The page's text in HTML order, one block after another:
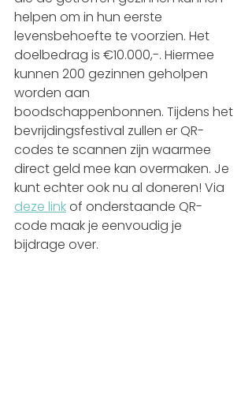
helpen om in hun eerste
levensbehoefte te voorzien. Het
doelbedrag is €10.000,-. Hiermee
kunnen 200 gezinnen geholpen
worden aan
boodschappenbonnen. Tijdens het
bevrijdingsfestival zullen er QR-
codes te scannen zijn waarmee
direct geld mee kan overmaken. Je
kunt echter ook nu al doneren! Via
deze link of onderstaande QR-
code maak je eenvoudig je
bijdrage over.